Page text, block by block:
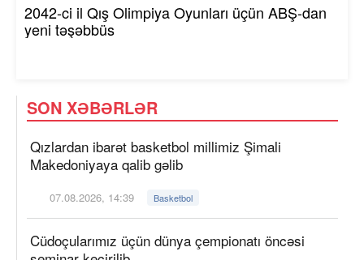
2042-ci il Qış Olimpiya Oyunları üçün ABŞ-dan
yeni təşəbbüs
SON XƏBƏRLƏR
Qızlardan ibarət basketbol millimiz Şimali
Makedoniyaya qalib gəlib
07.08.2026, 14:39 Basketbol
Cüdoçularımız üçün dünya çempionatı öncəsi